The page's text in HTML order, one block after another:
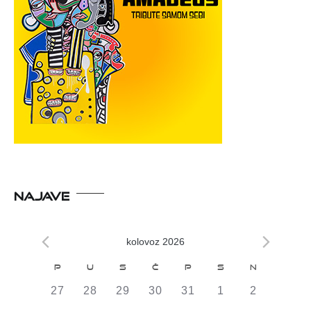
NAJAVE
kolovoz 2026
Kalendar
od
P U S Č P S N
0
27
0
28
0
29
0
30
0
31
0
1
0
2